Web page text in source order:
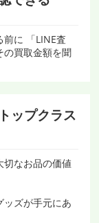
に 「LINE査
の買取金額を聞
ップクラス
切なお品の価値
ッズが手元にあ